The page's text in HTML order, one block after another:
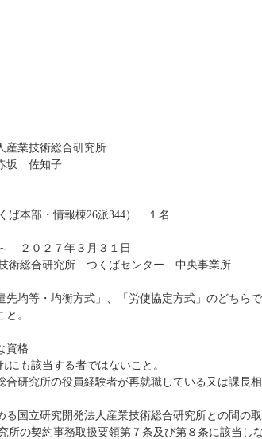
総合研究所
知子
本部・情報棟26派344） １名
２０２７年３月３１日
術総合研究所 つくばセンター 中央事業所
均等・均衡方式」、「労使協定方式」のどちら
。
資格
も該当する者ではないこと。
所の役員経験者が再就職している又は課長相
研究開発法人産業技術総合研究所との間の取
の契約事務取扱要領第７条及び第８条に該当し